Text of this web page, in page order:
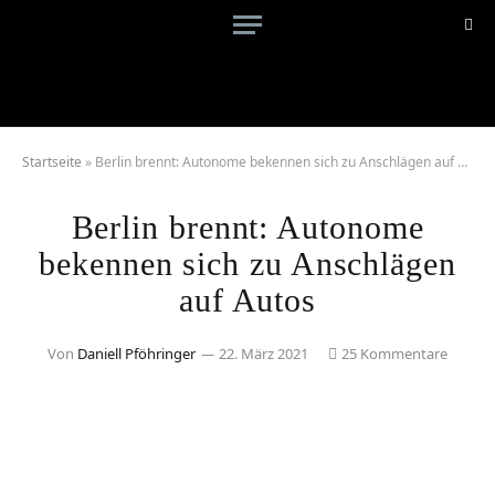
Startseite » Berlin brennt: Autonome bekennen sich zu Anschlägen auf Autos
Berlin brennt: Autonome
bekennen sich zu Anschlägen
auf Autos
Von Daniell Pföhringer 22. März 2021 25 Kommentare